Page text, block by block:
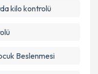
kilo kontrolü
Beslenmesi